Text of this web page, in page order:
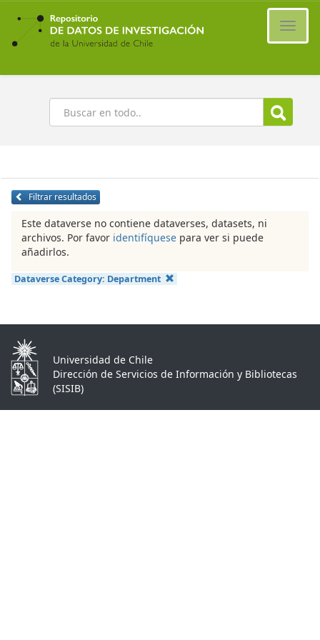
Ir
contenido
principal
Buscar
Filtrar resultados
Este dataverse no contiene dataverses, datasets, ni
archivos. Por favor identifíquese para ver si puede
añadirlos.
Dataverse Category: Department
Universidad de Chile
Dirección de Servicios de Información y Bibliotecas
(SISIB)